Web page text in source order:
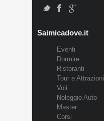
Saimicadove.it
Eventi
Dormire
Ristoranti
Tour e Attrazioni
Voli
Noleggio Auto
Master
Corsi